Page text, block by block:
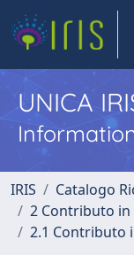
UNICA
IRIS
Catalogo
2 Contributo in
2.1 Contributo